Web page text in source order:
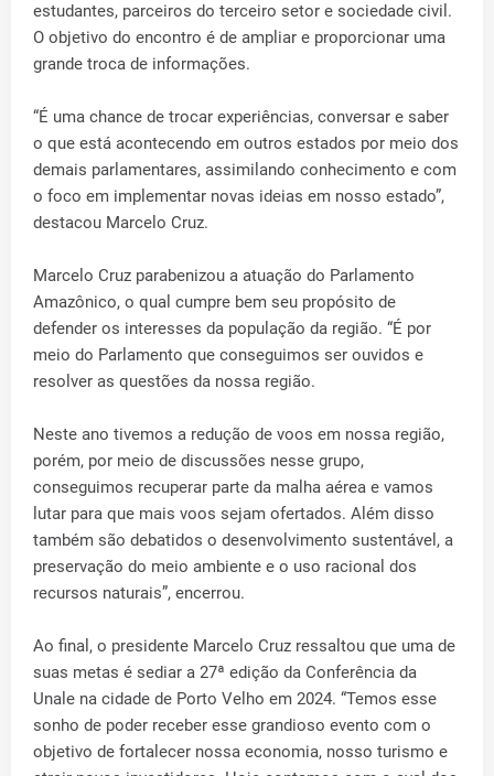
estudantes, parceiros do terceiro setor e sociedade civil.
O objetivo do encontro é de ampliar e proporcionar uma
grande troca de informações.
“É uma chance de trocar experiências, conversar e saber
o que está acontecendo em outros estados por meio dos
demais parlamentares, assimilando conhecimento e com
o foco em implementar novas ideias em nosso estado”,
destacou Marcelo Cruz.
Marcelo Cruz parabenizou a atuação do Parlamento
Amazônico, o qual cumpre bem seu propósito de
defender os interesses da população da região. “É por
meio do Parlamento que conseguimos ser ouvidos e
resolver as questões da nossa região.
Neste ano tivemos a redução de voos em nossa região,
porém, por meio de discussões nesse grupo,
conseguimos recuperar parte da malha aérea e vamos
lutar para que mais voos sejam ofertados. Além disso
também são debatidos o desenvolvimento sustentável, a
preservação do meio ambiente e o uso racional dos
recursos naturais”, encerrou.
Ao final, o presidente Marcelo Cruz ressaltou que uma de
suas metas é sediar a 27ª edição da Conferência da
Unale na cidade de Porto Velho em 2024. “Temos esse
sonho de poder receber esse grandioso evento com o
objetivo de fortalecer nossa economia, nosso turismo e